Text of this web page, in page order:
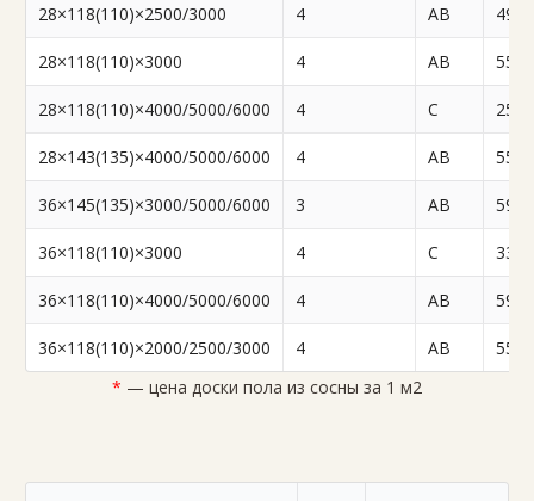
28×118(110)×2500/3000 4 AB
28×118(110)×3000 4 AB
28×118(110)×4000/5000/6000 4 C
28×143(135)×4000/5000/6000 4 AB
36×145(135)×3000/5000/6000 3 АВ
36×118(110)×3000 4 C
36×118(110)×4000/5000/6000 4 AB
36×118(110)×2000/2500/3000 4 AB
* — цена доски пола из сосны за 1 м2